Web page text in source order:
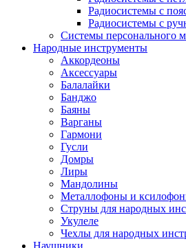
Радиосистемы с
Радиосистемы с
Системы персонального
Народные инструменты
Аккордеоны
Аксессуары
Балалайки
Банджо
Баяны
Варганы
Гармони
Гусли
Домры
Лиры
Мандолины
Металлофоны и
Струны для народных
Укулеле
Чехлы для народных
Наушники